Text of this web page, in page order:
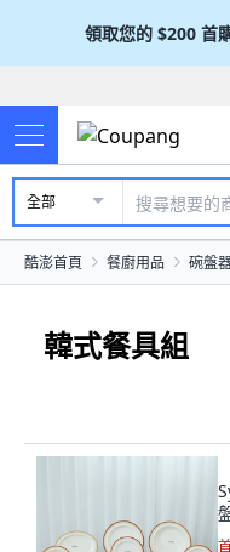
領取您的 $200 首
全部
酷澎首頁 餐廚用品 碗盤
韓式餐具組